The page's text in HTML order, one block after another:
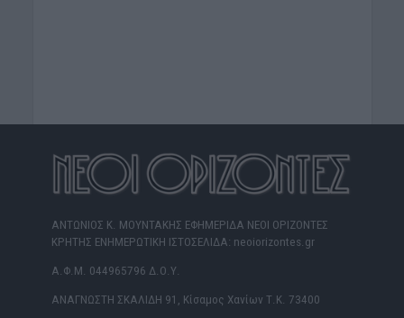
ΑΝΤΩΝΙΟΣ Κ. ΜΟΥΝΤΑΚΗΣ ΕΦΗΜΕΡΙΔΑ ΝΕΟΙ ΟΡΙΖΟΝΤΕΣ
ΚΡΗΤΗΣ ΕΝΗΜΕΡΩΤΙΚΗ ΙΣΤΟΣΕΛΙΔΑ: neoiorizontes.gr
Α.Φ.Μ. 044965796 Δ.Ο.Υ.
ΑΝΑΓΝΩΣΤΗ ΣΚΑΛΙΔΗ 91, Κίσαμος Χανίων Τ.Κ. 73400